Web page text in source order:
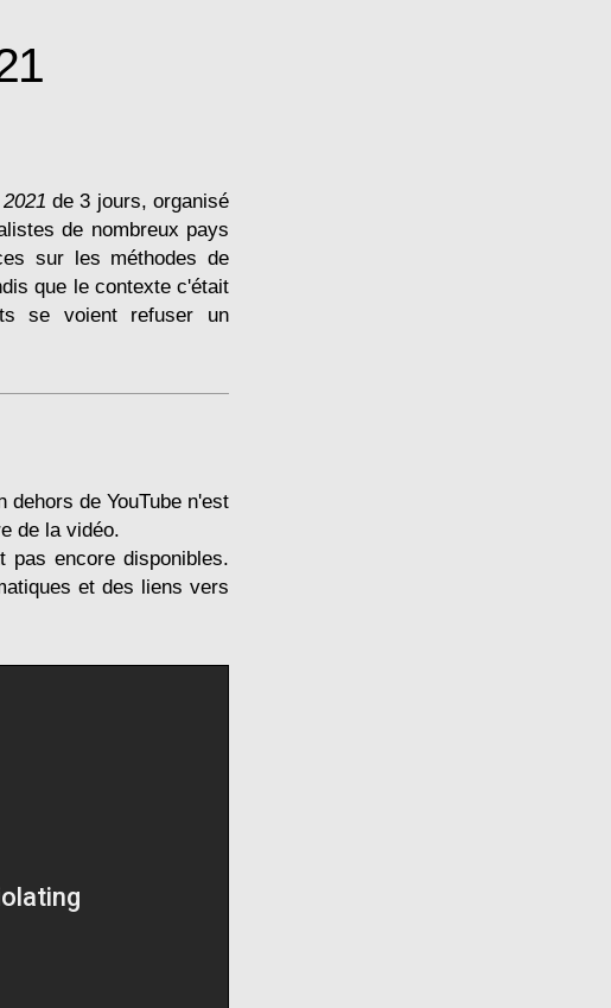
de 3 jours, organisé
de nombreux pays
sur les méthodes de
que le contexte c'était
se voient refuser un
de YouTube n'est
de la vidéo.
encore disponibles.
et des liens vers